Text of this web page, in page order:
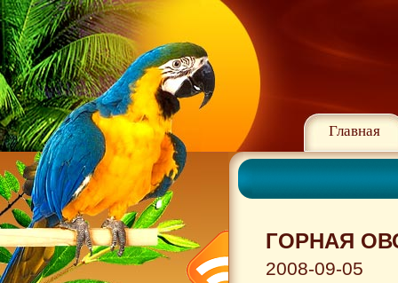
Главная
ГОРНАЯ
2008-09-05